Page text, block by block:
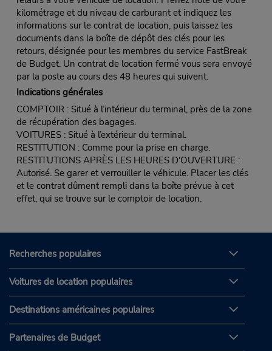
kilométrage et du niveau de carburant et indiquez les
informations sur le contrat de location, puis laissez les
documents dans la boîte de dépôt des clés pour les
retours, désignée pour les membres du service FastBreak
de Budget. Un contrat de location fermé vous sera envoyé
par la poste au cours des 48 heures qui suivent.
Indications générales
COMPTOIR : Situé à l’intérieur du terminal, près de la zone
de récupération des bagages.
VOITURES : Situé à l’extérieur du terminal.
RESTITUTION : Comme pour la prise en charge.
RESTITUTIONS APRÈS LES HEURES D'OUVERTURE :
Autorisé. Se garer et verrouiller le véhicule. Placer les clés
et le contrat dûment rempli dans la boîte prévue à cet
effet, qui se trouve sur le comptoir de location.
Recherches populaires
Voitures de location populaires
Destinations américaines populaires
Partenaires de Budget